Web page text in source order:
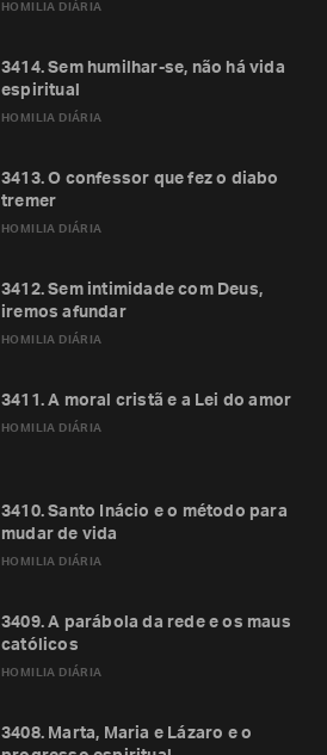
HOMILIA DIÁRIA
HOMILIA DIÁRIA
3414. Sem humilhar-se, não há vida
espiritual
HOMILIA DIÁRIA
3413. O confessor que fez o diabo
tremer
HOMILIA DIÁRIA
3412. Sem intimidade com Deus,
iremos afundar
HOMILIA DIÁRIA
3411. A moral cristã e a Lei do amor
HOMILIA DIÁRIA
3410. Santo Inácio e o método para
mudar de vida
HOMILIA DIÁRIA
3409. A parábola da rede e os maus
católicos
3408. Marta, Maria e Lázaro e o